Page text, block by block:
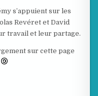
s’appuient sur les
Revéret et David
travail et leur partage.
sur cette page